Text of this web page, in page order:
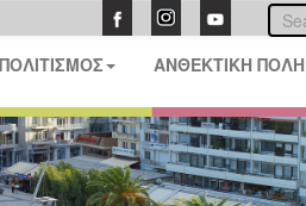
ΠΟΛΙΤΙΣΜΟΣ ΑΝΘΕΚΤΙΚΗ ΠΟΛΗ